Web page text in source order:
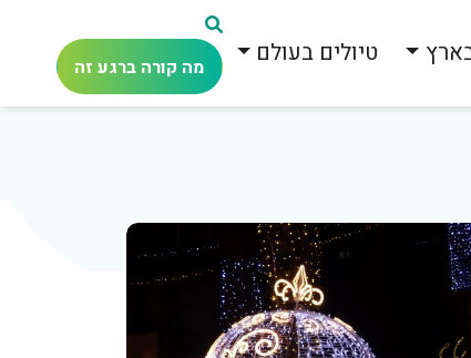
טיולים בעולם מה קורה ברגע זה